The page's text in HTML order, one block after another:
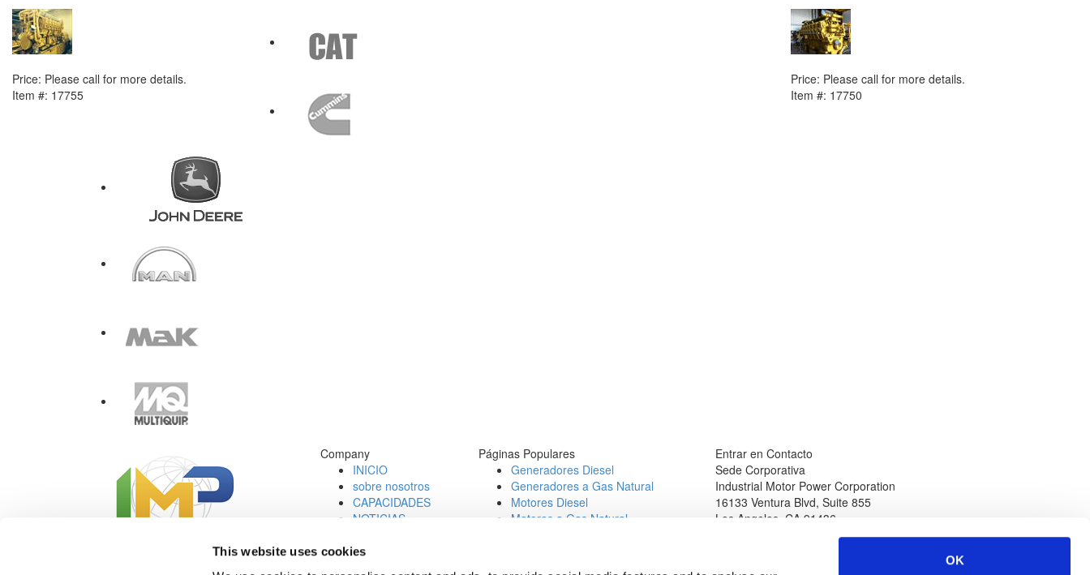
This website uses cookies
OK
Price: Please call for more details.
Item #: 17755
Price: Please call for more details.
Item #: 17750
Company
INICIO
sobre nosotros
CAPACIDADES
NOTICIAS
Job Opportunities
Páginas Populares
Generadores Diesel
Generadores a Gas Natural
Motores Diesel
Motores a Gas Natural
Entrar en Contacto
Sede Corporativa
Industrial Motor Power Corporation
16133 Ventura Blvd, Suite 855
Los Angeles CA 91436
Sitio Web
Correo Electrónico